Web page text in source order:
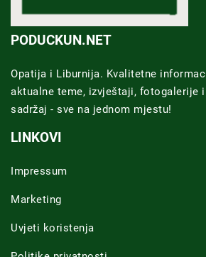
PODUCKUN.NET
Opatija i Liburnija. Kvalitetne
aktualne teme, izvještaji, fotogalerije
sadržaj - sve na jednom mjestu!
LINKOVI
Impressum
Marketing
Uvjeti koristenja